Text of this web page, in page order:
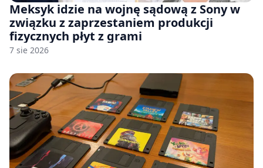
Meksyk idzie na wojnę sądową z Sony w
związku z zaprzestaniem produkcji
fizycznych płyt z grami
7 sie 2026